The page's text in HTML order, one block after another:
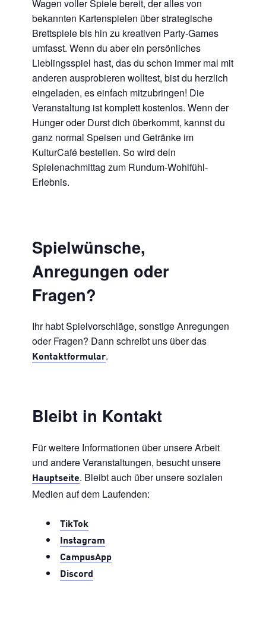
Wagen voller Spiele bereit, der alles von
bekannten Kartenspielen über strategische
Brettspiele bis hin zu kreativen Party-Games
umfasst. Wenn du aber ein persönliches
Lieblingsspiel hast, das du schon immer mal mit
anderen ausprobieren wolltest, bist du herzlich
eingeladen, es einfach mitzubringen! Die
Veranstaltung ist komplett kostenlos. Wenn der
Hunger oder Durst dich überkommt, kannst du
ganz normal Speisen und Getränke im
KulturCafé bestellen. So wird dein
Spielenachmittag zum Rundum-Wohlfühl-
Erlebnis.
Spielwünsche,
Anregungen oder
Fragen?
Ihr habt Spielvorschläge, sonstige Anregungen
oder Fragen? Dann schreibt uns über das
Kontaktformular.
Bleibt in Kontakt
Für weitere Informationen über unsere Arbeit
und andere Veranstaltungen, besucht unsere
Hauptseite. Bleibt auch über unsere sozialen
Medien auf dem Laufenden:
TikTok
Instagram
CampusApp
Discord